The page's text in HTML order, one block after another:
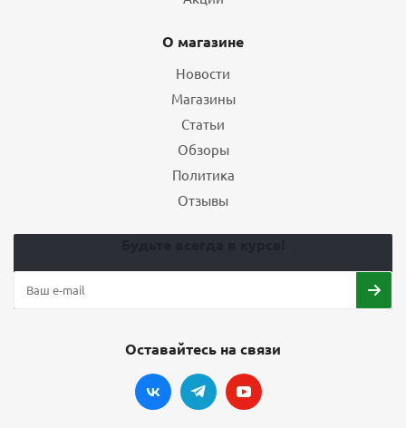
О магазине
Новости
Магазины
Статьи
Обзоры
Политика
Отзывы
Оставайтесь на связи